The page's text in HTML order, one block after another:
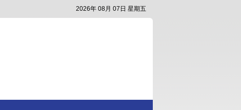
2026年 08月 07日 星期五